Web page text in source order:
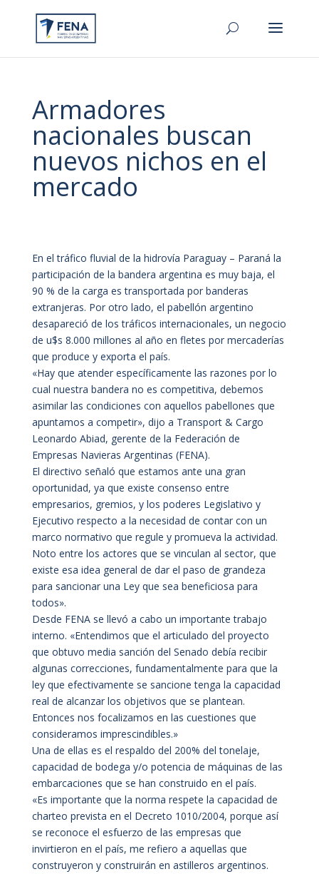
Armadores
nacionales buscan
nuevos nichos en el
mercado
En el tráfico fluvial de la hidrovía Paraguay – Paraná la
participación de la bandera argentina es muy baja, el
90 % de la carga es transportada por banderas
extranjeras. Por otro lado, el pabellón argentino
desapareció de los tráficos internacionales, un negocio
de u$s 8.000 millones al año en fletes por mercaderías
que produce y exporta el país.
«Hay que atender específicamente las razones por lo
cual nuestra bandera no es competitiva, debemos
asimilar las condiciones con aquellos pabellones que
apuntamos a competir», dijo a Transport & Cargo
Leonardo Abiad, gerente de la Federación de
Empresas Navieras Argentinas (FENA).
El directivo señaló que estamos ante una gran
oportunidad, ya que existe consenso entre
empresarios, gremios, y los poderes Legislativo y
Ejecutivo respecto a la necesidad de contar con un
marco normativo que regule y promueva la actividad.
Noto entre los actores que se vinculan al sector, que
existe esa idea general de dar el paso de grandeza
para sancionar una Ley que sea beneficiosa para
todos».
Desde FENA se llevó a cabo un importante trabajo
interno. «Entendimos que el articulado del proyecto
que obtuvo media sanción del Senado debía recibir
algunas correcciones, fundamentalmente para que la
ley que efectivamente se sancione tenga la capacidad
real de alcanzar los objetivos que se plantean.
Entonces nos focalizamos en las cuestiones que
consideramos imprescindibles.»
Una de ellas es el respaldo del 200% del tonelaje,
capacidad de bodega y/o potencia de máquinas de las
embarcaciones que se han construido en el país.
«Es importante que la norma respete la capacidad de
charteo prevista en el Decreto 1010/2004, porque así
se reconoce el esfuerzo de las empresas que
invirtieron en el país, me refiero a aquellas que
construyeron y construirán en astilleros argentinos.